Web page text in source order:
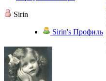
Sirin
Sirin's Профиль